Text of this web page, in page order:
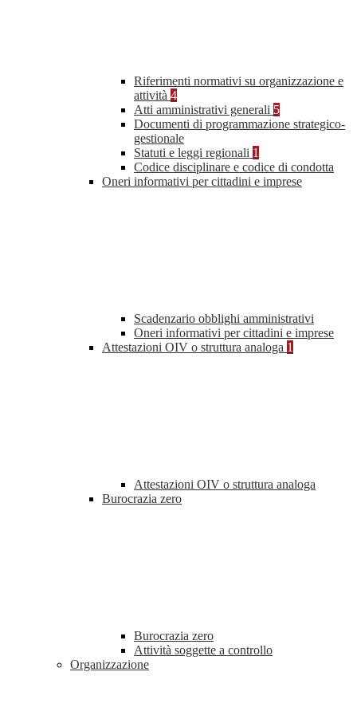
Riferimenti normativi su organizzazione e
attività 4
Atti amministrativi generali 5
Documenti di programmazione strategico-
gestionale
Statuti e leggi regionali 1
Codice disciplinare e codice di condotta
Oneri informativi per cittadini e imprese
Scadenzario obblighi amministrativi
Oneri informativi per cittadini e imprese
Attestazioni OIV o struttura analoga 1
Attestazioni OIV o struttura analoga
Burocrazia zero
Burocrazia zero
Attività soggette a controllo
Organizzazione